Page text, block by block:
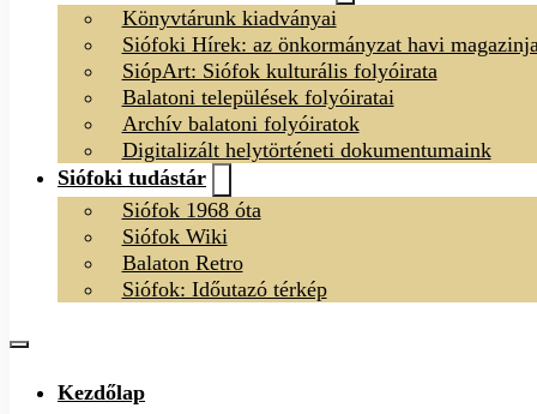
Könyvtárunk kiadványai
Siófoki Hírek: az önkormányzat havi
SiópArt: Siófok kulturális folyóirata
Balatoni települések folyóiratai
Archív balatoni folyóiratok
Digitalizált helytörténeti dokumentumaink
Siófoki tudástár
Siófok 1968 óta
Siófok Wiki
Balaton Retro
Siófok: Időutazó térkép
Kezdőlap